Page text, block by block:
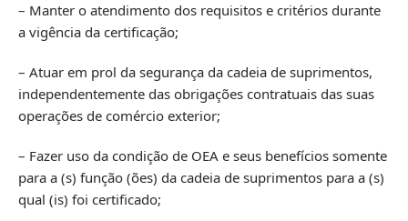
– Manter o atendimento dos requisitos e critérios durante
a vigência da certificação;
– Atuar em prol da segurança da cadeia de suprimentos,
independentemente das obrigações contratuais das suas
operações de comércio exterior;
– Fazer uso da condição de OEA e seus benefícios somente
para a (s) função (ões) da cadeia de suprimentos para a (s)
qual (is) foi certificado;